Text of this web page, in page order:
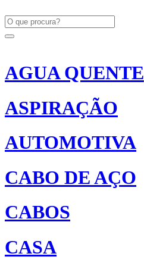
AGUA QUENTE
ASPIRAÇÃO
AUTOMOTIVA
CABO DE AÇO
CABOS
CASA